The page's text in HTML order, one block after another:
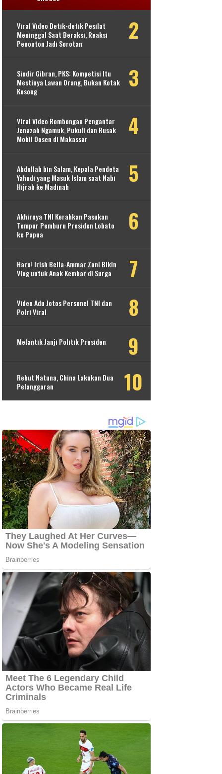
Viral Video Detik-detik Pesilat
Meninggal Saat Beraksi, Reaksi
Penonton Jadi Sorotan
Sindir Gibran, PKS: Kompetisi Itu
Mestinya Lawan Orang, Bukan Kotak
Kosong
Viral Video Rombongan Pengantar
Jenazah Ngamuk, Pukuli dan Rusak
Mobil Dosen di Makassar
Abdullah bin Salam, Kepala Pendeta
Yahudi yang Masuk Islam saat Nabi
Hijrah ke Madinah
Akhirnya TNI Kerahkan Pasukan
Tempur Pemburu Presiden Lobato
ke Papua
Haru! Irish Bella-Ammar Zoni Bikin
Vlog untuk Anak Kembar di Surga
Video Adu Jotos Personel TNI dan
Polri Viral
Melantik Janji Politik Presiden
Rebut Natuna, China Lakukan Dua
Pelanggaran